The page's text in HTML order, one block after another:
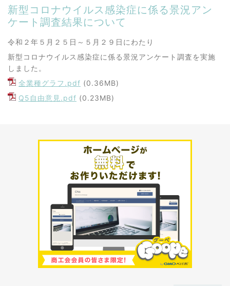
新型コロナウイルス感染症に係る景況アン
ケート調査結果について
令和２年５月２５日～５月２９日にわたり
新型コロナウイルス感染症に係る景況アンケート調査を実施
しました。
全業種グラフ.pdf (0.36MB)
Q5自由意見.pdf (0.23MB)